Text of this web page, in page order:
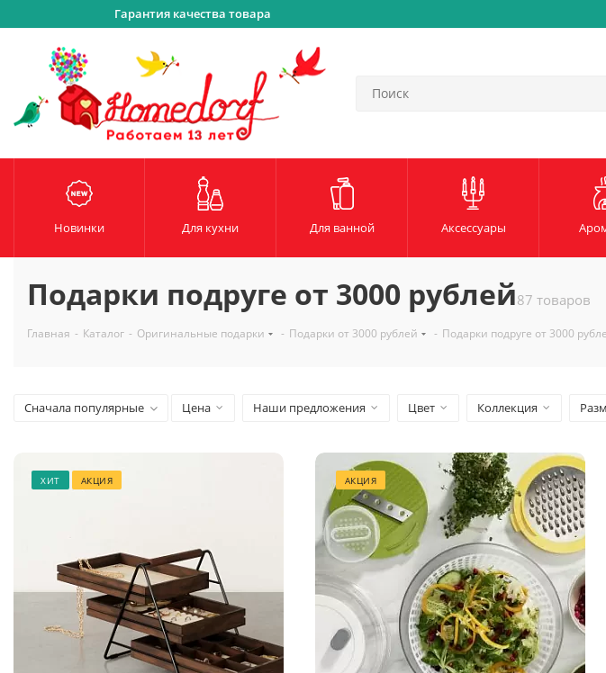
Гарантия качества товара
Новинки Для кухни Для ванной Аксессуары
Подарки подруге от 3000 рублей87 товаров
Главная - Каталог - Оригинальные подарки - Подарки от 3000 рублей - Подарки подруге от 3000
Сначала популярные Цена Наши предложения Цвет Коллекция
ХИТ АКЦИЯ АКЦИЯ